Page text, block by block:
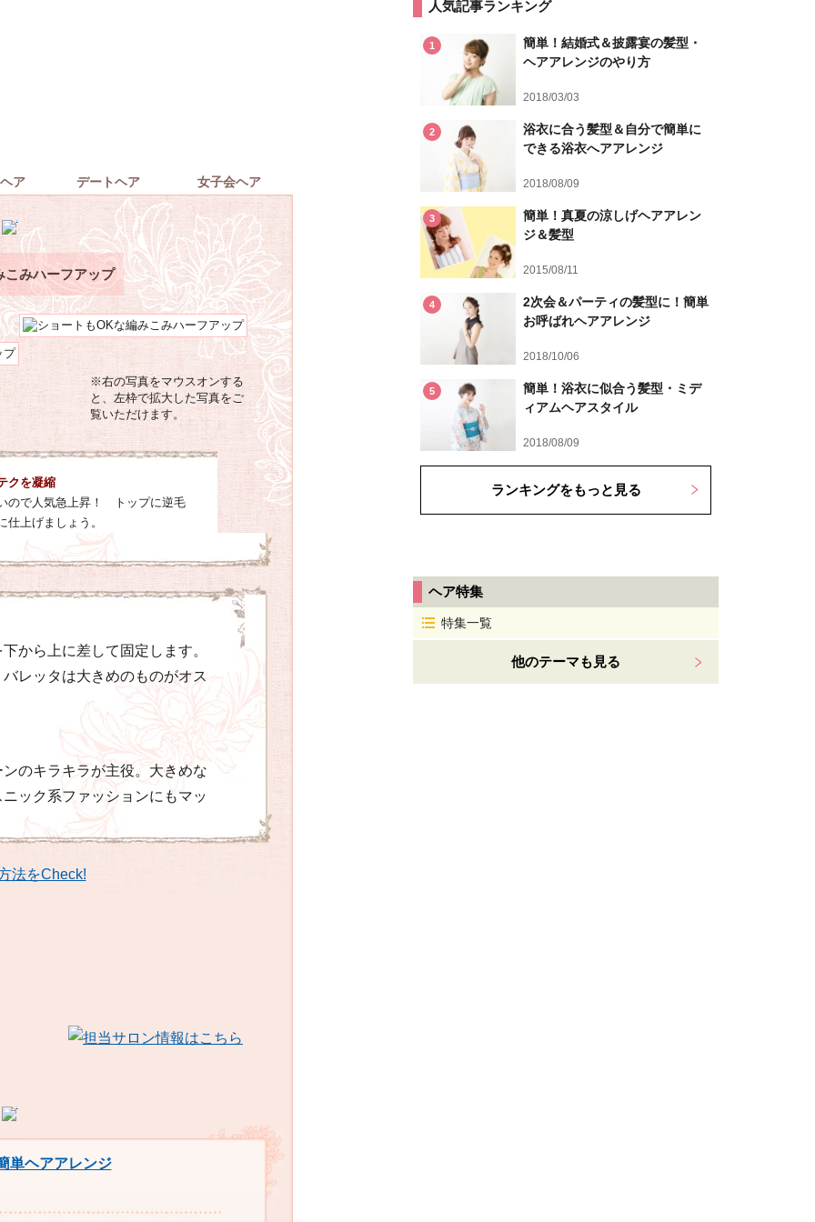
ア デートヘア 女子会ヘア
みハーフアップ
※右の写真をマウスオンする
と、左枠で拡大した写真をご
覧いただけます。
クを凝縮
ので人気急上昇！ トップに逆毛
上げましょう。
から上に差して固定します。
レッタは大きめのものがオス
のキラキラが主役。大きめな
ック系ファッションにもマッ
単ヘアアレンジ
人気記事ランキング
1
簡単！結婚式＆披露宴の髪型・
ヘアアレンジのやり方
2018/03/03
2
浴衣に合う髪型＆自分で簡単に
できる浴衣へアアレンジ
2018/08/09
3
簡単！真夏の涼しげヘアアレン
ジ＆髪型
2015/08/11
4
2次会＆パーティの髪型に！簡単
お呼ばれヘアアレンジ
2018/10/06
5
簡単！浴衣に似合う髪型・ミデ
ィアムヘアスタイル
2018/08/09
ランキングをもっと見る
ヘア特集
特集一覧
他のテーマも見る